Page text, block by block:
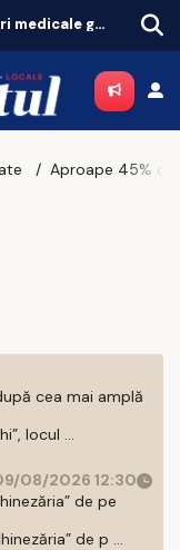
Sătenii din Popricani, așteptați la testări medicale gratuite
cea mai amplă
locul ...
08/2026 12:30
de pe
de p ...